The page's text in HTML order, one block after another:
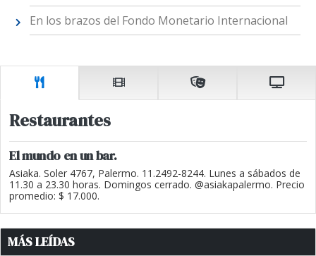
En los brazos del Fondo Monetario Internacional
Restaurantes
El mundo en un bar.
Asiaka. Soler 4767, Palermo. 11.2492-8244. Lunes a sábados de
11.30 a 23.30 horas. Domingos cerrado. @asiakapalermo. Precio
promedio: $ 17.000.
MÁS LEÍDAS